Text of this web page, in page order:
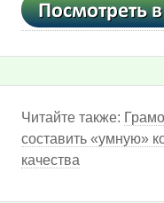
Читайте также:
составить «умную»
качества